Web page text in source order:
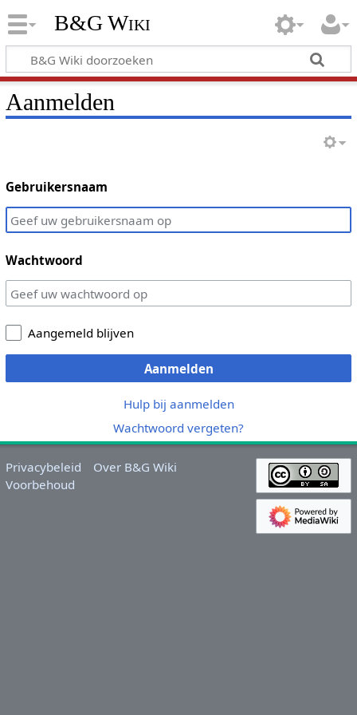
B&G Wiki
Aanmelden
Gebruikersnaam
Wachtwoord
Aangemeld blijven
Aanmelden
Hulp bij aanmelden
Wachtwoord vergeten?
Privacybeleid
Over B&G Wiki
Voorbehoud